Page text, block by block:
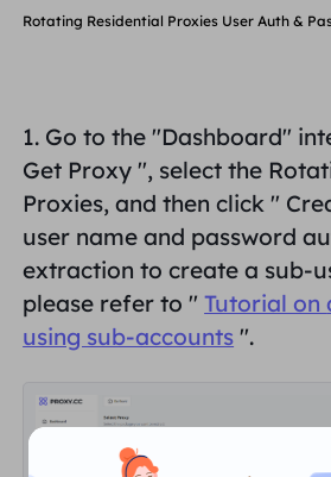
Rotating Residential Proxies User Auth &
1. Go to the "Dashboard"
Get Proxy ", select the
Proxies, and then click "
user name and password
extraction to create a sub-
please refer to "Tutorial on
using sub-accounts ".